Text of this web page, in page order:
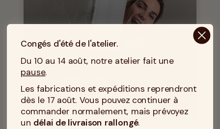
lacroixnadege
Nadège Lacroix
Congés d'été de l'atelier.
Du 10 au 14 août, notre atelier fait une
pause.
Les fabrications et expéditions reprendront
dès le 17 août. Vous pouvez continuer à
commander normalement, mais prévoyez
un délai de livraison rallongé.